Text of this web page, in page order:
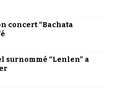
concert “Bachata
surnommé “Lenlen” a